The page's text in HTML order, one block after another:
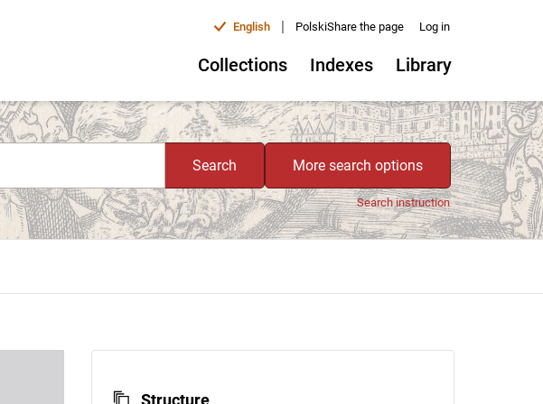
English | PolskiShare the page Log in
Collections Indexes Library
Search More search options
Search instruction
Structure